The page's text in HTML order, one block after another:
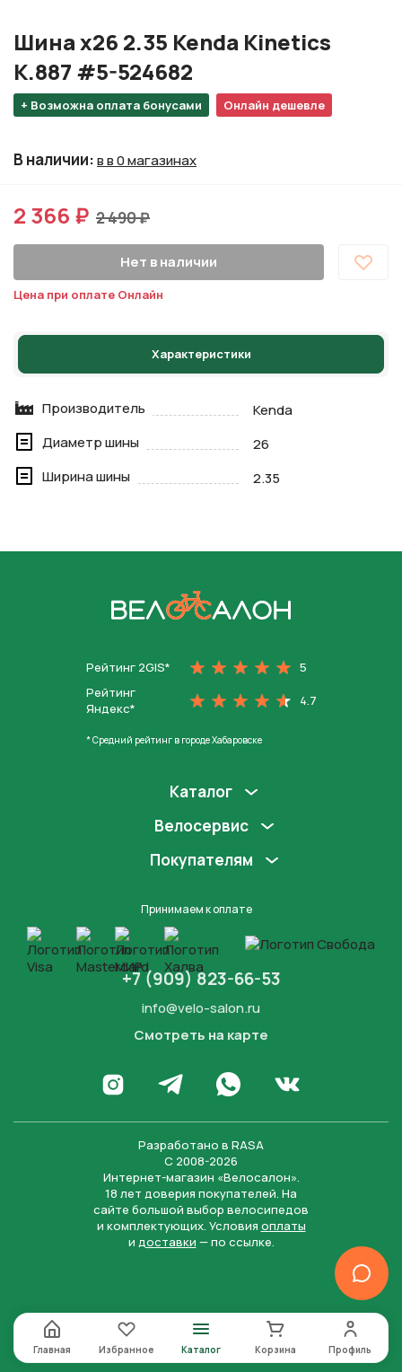
+ Возможна оплата бонусами Онлайн дешевле
Шина х26 2.35 Kenda Kinetics
K.887 #5-524682
В наличии:в в 0 магазинах
2 366 ₽ 2 490 ₽
Нет в наличии
Цена при оплате Онлайн
Характеристики
Производитель
Kenda
Диаметр шины
26
Ширина шины
2.35
Рейтинг 2GIS*
5
Рейтинг
Яндекс*
4.7
* Средний рейтинг в городе Хабаровске
Каталог
Велосервис
Покупателям
Принимаем к оплате
+7 (909) 823-66-53
info@velo-salon.ru
Смотреть на карте
Перейти в Инстаграм
Написать в Телеграм
Написать в WhatsApp
Перейти во
Разработано в RASA
С 2008-2026
Интернет-магазин «Велосалон».
18 лет доверия покупателей. На
сайте большой выбор велосипедов
и комплектующих. Условия оплаты
и доставки — по ссылке.
Главная Избранное Каталог Корзина Профиль
Нажимая на кнопку “Отправить заявку”, вы даете
согласие на обработку персональных данных и
соглашаетесь с политикой конфиденциальности